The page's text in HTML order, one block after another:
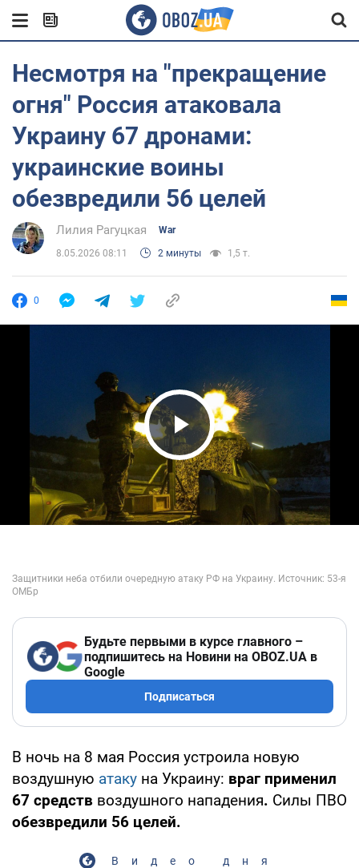
Несмотря на "прекращение
огня" Россия атаковала
Украину 67 дронами:
украинские воины
обезвредили 56 целей
Лилия Рагуцкая War
8.05.2026 08:11 2 минуты 1,5 т.
0
Play Video
Будьте первыми в курсе главного –
подпишитесь на Новини на OBOZ.UA в
Google
Подписаться
В ночь на 8 мая Россия устроила новую
воздушную атаку на Украину: враг применил
67 средств воздушного нападения. Силы ПВО
обезвредили 56 целей.
Видео дня